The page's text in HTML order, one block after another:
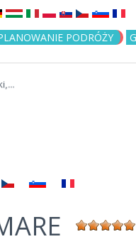
PODRÓŻY